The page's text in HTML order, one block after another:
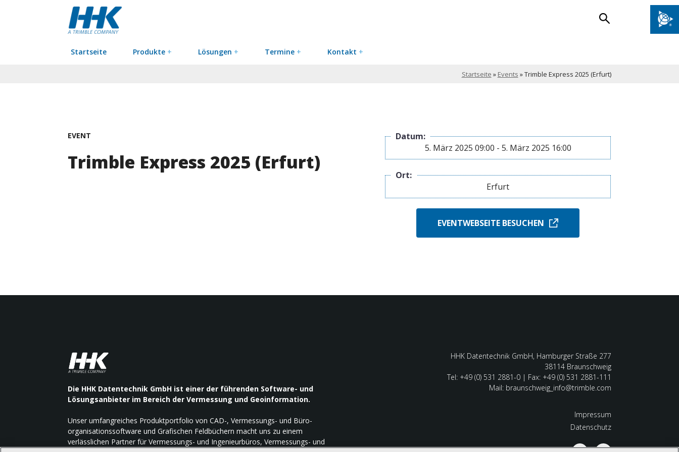
Startseite Produkte + Lösungen + Termine + Kontakt +
Startseite » Events »Trimble Express 2025 (Erfurt)
EVENT
Trimble Express 2025 (Erfurt)
Datum:
5. März 2025 09:00 - 5. März 2025 16:00
Ort:
Erfurt
EVENTWEBSEITE BESUCHEN
Die HHK Datentechnik GmbH ist einer der führenden Software- und
Lösungsanbieter im Bereich der Vermessung und Geoinformation.
Unser umfangreiches Produktportfolio von CAD-, Vermessungs- und Büro-
organisationssoftware und Grafischen Feldbüchern macht uns zu einem
verlässlichen Partner für Vermessungs- und Ingenieurbüros, Vermessungs- und
HHK Datentechnik GmbH, Hamburger Straße 277
38114 Braunschweig
Tel: +49 (0) 531 2881-0 | Fax: +49 (0) 531 2881-111
Mail: braunschweig_info@trimble.com
Impressum
Datenschutz